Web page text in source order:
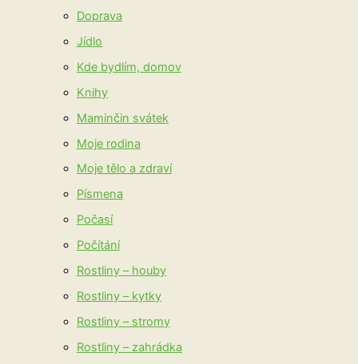
Doprava
Jídlo
Kde bydlím, domov
Knihy
Maminčin svátek
Moje rodina
Moje tělo a zdraví
Písmena
Počasí
Počítání
Rostliny – houby
Rostliny – kytky
Rostliny – stromy
Rostliny – zahrádka